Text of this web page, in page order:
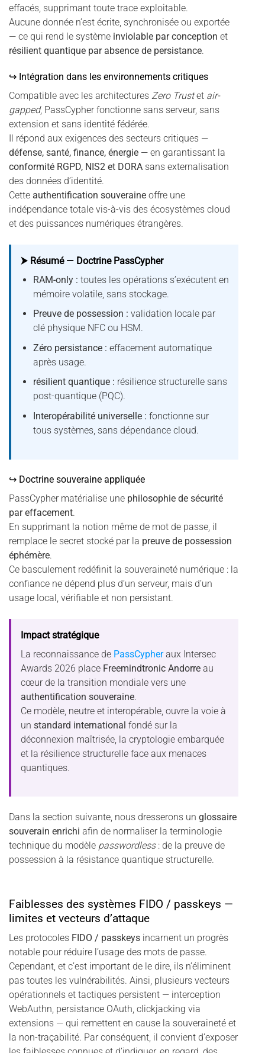
effacés, supprimant toute trace exploitable.
Aucune donnée n’est écrite, synchronisée ou exportée
— ce qui rend le système inviolable par conception et
résilient quantique par absence de persistance.
↪ Intégration dans les environnements critiques
Compatible avec les architectures Zero Trustet air-
gapped, PassCypher fonctionne sans serveur, sans
extension et sans identité fédérée.
Il répond aux exigences des secteurs critiques —
défense, santé, finance, énergie — en garantissant la
conformité RGPD, NIS2 et DORA sans externalisation
des données d’identité.
Cette authentification souveraine offre une
indépendance totale vis-à-vis des écosystèmes cloud
et des puissances numériques étrangères.
⮞ Résumé — Doctrine PassCypher
RAM-only : toutes les opérations s’exécutent en
mémoire volatile, sans stockage.
Preuve de possession : validation locale par
clé physique NFC ou HSM.
Zéro persistance : effacement automatique
après usage.
résilient quantique : résilience structurelle sans
post-quantique (PQC).
Interopérabilité universelle : fonctionne sur
tous systèmes, sans dépendance cloud.
↪ Doctrine souveraine appliquée
PassCypher matérialise une philosophie de sécurité
par effacement.
En supprimant la notion même de mot de passe, il
remplace le secret stocké par la preuve de possession
éphémère.
Ce basculement redéfinit la souveraineté numérique : la
confiance ne dépend plus d’un serveur, mais d’un
usage local, vérifiable et non persistant.
Impact stratégique
La reconnaissance de PassCypheraux Intersec
Awards 2026 place Freemindtronic Andorre au
cœur de la transition mondiale vers une
authentification souveraine.
Ce modèle, neutre et interopérable, ouvre la voie à
un standard international fondé sur la
déconnexion maîtrisée, la cryptologie embarquée
et la résilience structurelle face aux menaces
quantiques.
Dans la section suivante, nous dresserons un glossaire
souverain enrichi afin de normaliser la terminologie
technique du modèle passwordless: de la preuve de
possession à la résistance quantique structurelle.
Faiblesses des systèmes FIDO / passkeys —
limites et vecteurs d’attaque
Les protocoles FIDO / passkeys incarnent un progrès
notable pour réduire l’usage des mots de passe.
Cependant, et c’est important de le dire, ils n’éliminent
pas toutes les vulnérabilités. Ainsi, plusieurs vecteurs
opérationnels et tactiques persistent — interception
WebAuthn, persistance OAuth, clickjacking via
extensions — qui remettent en cause la souveraineté et
la non-traçabilité. Par conséquent, il convient d’exposer